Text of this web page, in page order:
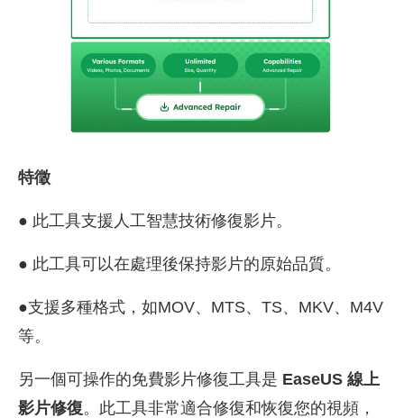
特徵
● 此工具支援人工智慧技術修復影片。
● 此工具可以在處理後保持影片的原始品質。
●支援多種格式，如MOV、MTS、TS、MKV、M4V
等。
另一個可操作的免費影片修復工具是 EaseUS 線上
影片修復。此工具非常適合修復和恢復您的視頻，